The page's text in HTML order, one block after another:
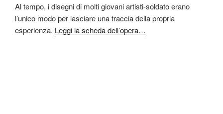
Al tempo, i disegni di molti giovani artisti-soldato erano
l’unico modo per lasciare una traccia della propria
esperienza. Leggi la scheda dell’opera…